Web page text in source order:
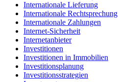
Internationale Lieferung
Internationale Rechtsprechung
Internationale Zahlungen
Internet-Sicherheit
Internetanbieter
Investitionen
Investitionen in Immobilien
Investitionsplanung
Investitionsstrategien